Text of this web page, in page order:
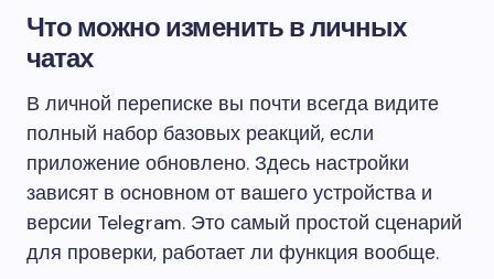
Что можно изменить в личных
чатах
В личной переписке вы почти всегда видите
полный набор базовых реакций, если
приложение обновлено. Здесь настройки
зависят в основном от вашего устройства и
версии Telegram. Это самый простой сценарий
для проверки, работает ли функция вообще.